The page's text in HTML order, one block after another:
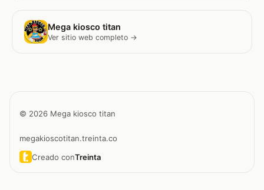
Mega kiosco titan
Ver sitio web completo →
© 2026 Mega kiosco titan
megakioscotitan.treinta.co
Creado conTreinta